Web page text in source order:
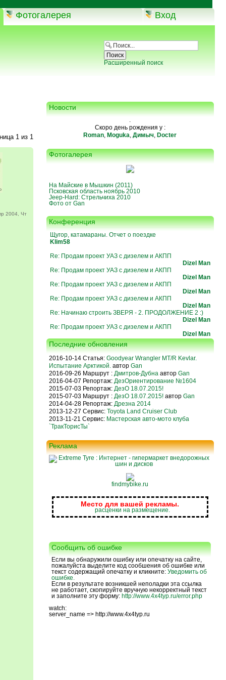
Фотогалерея Вход
Расширенный поиск
1из 1
2004, Чт
Новости
.
Скоро день рождения у :
Roman, Moguka,Димыч, Docter
Фотогалерея
На Майские в Мышкин (2011)
Псковская область ноябрь 2010
Jeep-Hard: Стрельчиха 2010
Фото от Gan
Конференция
Щугор, катамараны. Отчет о поездке
Klim58
Re: Продам проект УАЗ с дизелем и АКПП
Dizel Man
Re: Продам проект УАЗ с дизелем и АКПП
Dizel Man
Re: Продам проект УАЗ с дизелем и АКПП
Dizel Man
Re: Продам проект УАЗ с дизелем и АКПП
Dizel Man
Re: Начинаю строить ЗВЕРЯ - 2. ПРОДОЛЖЕНИЕ 2 :)
Dizel Man
Re: Продам проект УАЗ с дизелем и АКПП
Dizel Man
Последние обновления
2016-10-14 Статья: Goodyear Wrangler MT/R Kevlar.
Испытание Арктикой.автор Gan
2016-09-26 Маршрут : Дмитров-Дубнаавтор Gan
2016-04-07 Репортаж: ДезОриентирование №1604
2015-07-03 Репортаж: ДезО 18.07.2015!
2015-07-03 Маршрут : ДезО 18.07.2015! автор Gan
2014-04-28 Репортаж: Дрезна 2014
2013-12-27 Сервис: Toyota Land Cruiser Club
2013-11-21 Сервис: Мастерская авто-мото клуба
`ТракТорисТы`
Реклама
findmybike.ru
Место для вашей рекламы.
расценки на размещение.
Сообщить об ошибке
Если вы обнаружили ошибку или опечатку на сайте,
пожалуйста выделите код сообшения об ошибке или
текст содержащий опечатку и кликните: Уведомить об
ошибке.
Если в результате возникшей неполадки эта ссылка
не работает, скопируйте вручную некорректный текст
и заполните эту форму: http://www.4x4typ.ru/error.php
watch:
server_name => http://www.4x4typ.ru